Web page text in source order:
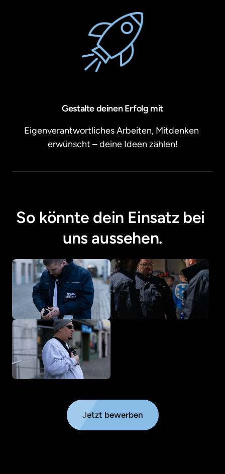
Gestalte deinen Erfolg mit
Eigenverantwortliches Arbeiten, Mitdenken
erwünscht – deine Ideen zählen!
So könnte dein Einsatz bei
uns aussehen.
Jetzt bewerben